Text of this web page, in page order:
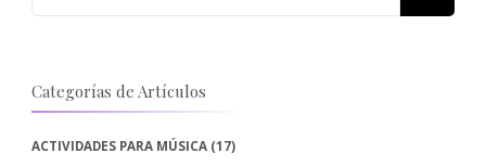
Categorías de Artículos
ACTIVIDADES PARA MÚSICA (17)